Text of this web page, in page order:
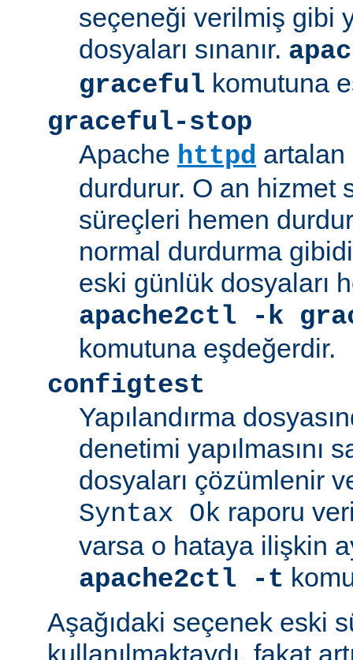
seçeneği verilmiş gibi
dosyaları sınanır.
graceful komutuna
graceful-stop
Apache httpd
durdurur. O an hizmet
süreçleri hemen
normal durdurma
eski günlük dosyaları
apache2ctl -k
komutuna eşdeğerdir.
configtest
Yapılandırma
denetimi yapılmasını
dosyaları çözümlenir
Syntax Ok raporu
varsa o hataya ilişkin
apache2ctl -t
Aşağıdaki seçenek eski
kullanılmaktaydı, fakat